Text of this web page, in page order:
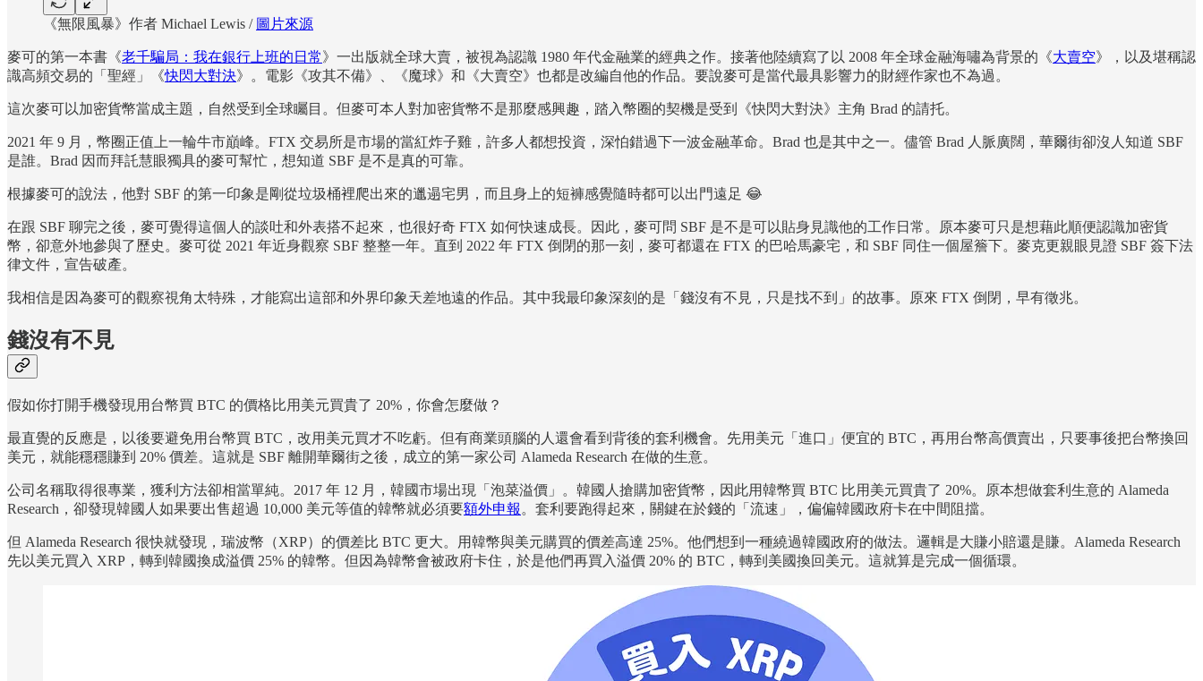
《無限風暴》作者 Michael Lewis / 圖片來源
麥可的第一本書《老千騙局：我在銀行上班的日常》一出版就全球大賣，被視為認識 1980 年代金融業的經典之作。接著他陸續寫了以 2008 年全球金融海嘯為背景的《大賣空》，以及堪稱認
識高頻交易的「聖經」《快閃大對決》。電影《攻其不備》、《魔球》和《大賣空》也都是改編自他的作品。要說麥可是當代最具影響力的財經作家也不為過。
這次麥可以加密貨幣當成主題，自然受到全球矚目。但麥可本人對加密貨幣不是那麼感興趣，踏入幣圈的契機是受到《快閃大對決》主角 Brad 的請托。
2021 年 9 月，幣圈正值上一輪牛市巔峰。FTX 交易所是市場的當紅炸子雞，許多人都想投資，深怕錯過下一波金融革命。Brad 也是其中之一。儘管 Brad 人脈廣闊，華爾街卻沒人知道 SBF
是誰。Brad 因而拜託慧眼獨具的麥可幫忙，想知道 SBF 是不是真的可靠。
根據麥可的說法，他對 SBF 的第一印象是剛從垃圾桶裡爬出來的邋遢宅男，而且身上的短褲感覺隨時都可以出門遠足 😂
在跟 SBF 聊完之後，麥可覺得這個人的談吐和外表搭不起來，也很好奇 FTX 如何快速成長。因此，麥可問 SBF 是不是可以貼身見識他的工作日常。原本麥可只是想藉此順便認識加密貨
幣，卻意外地參與了歷史。麥可從 2021 年近身觀察 SBF 整整一年。直到 2022 年 FTX 倒閉的那一刻，麥可都還在 FTX 的巴哈馬豪宅，和 SBF 同住一個屋簷下。麥克更親眼見證 SBF 簽下法
律文件，宣告破產。
我相信是因為麥可的觀察視角太特殊，才能寫出這部和外界印象天差地遠的作品。其中我最印象深刻的是「錢沒有不見，只是找不到」的故事。原來 FTX 倒閉，早有徵兆。
錢沒有不見
假如你打開手機發現用台幣買 BTC 的價格比用美元買貴了 20%，你會怎麼做？
最直覺的反應是，以後要避免用台幣買 BTC，改用美元買才不吃虧。但有商業頭腦的人還會看到背後的套利機會。先用美元「進口」便宜的 BTC，再用台幣高價賣出，只要事後把台幣換回
美元，就能穩穩賺到 20% 價差。這就是 SBF 離開華爾街之後，成立的第一家公司 Alameda Research 在做的生意。
公司名稱取得很專業，獲利方法卻相當單純。2017 年 12 月，韓國市場出現「泡菜溢價」。韓國人搶購加密貨幣，因此用韓幣買 BTC 比用美元買貴了 20%。原本想做套利生意的 Alameda
Research，卻發現韓國人如果要出售超過 10,000 美元等值的韓幣就必須要額外申報 。套利要跑得起來，關鍵在於錢的「流速」，偏偏韓國政府卡在中間阻擋。
但 Alameda Research 很快就發現，瑞波幣（XRP）的價差比 BTC 更大。用韓幣與美元購買的價差高達 25%。他們想到一種繞過韓國政府的做法。邏輯是大賺小賠還是賺。Alameda Research
先以美元買入 XRP，轉到韓國換成溢價 25% 的韓幣。但因為韓幣會被政府卡住，於是他們再買入溢價 20% 的 BTC，轉到美國換回美元。這就算是完成一個循環。